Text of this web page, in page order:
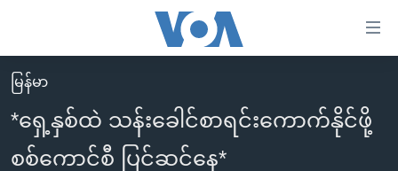
လွယ်ကူ
စေ
သည့်
မူလစာမျက်နှာ
မြန်မာ
ကမ္ဘာ့သတင်းများ
မြန်မာ
*ရှေ့နှစ်ထဲ သန်းခေါင်စာရင်းကောက်နိုင်ဖို့
စစ်ကောင်စီ ပြင်ဆင်နေ*